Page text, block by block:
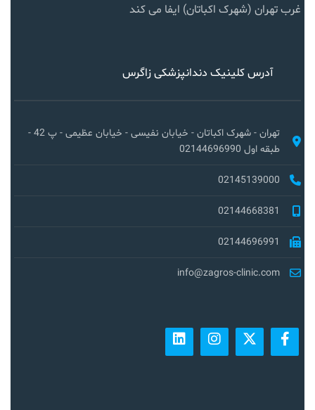
غرب تهران (شهرک اکباتان) ایفا می کند
آدرس کلینیک دندانپزشکی زاگرس
تهران - شهرک اکباتان - خیابان نفیسی - خیابان عظیمی - پ 42 -
طبقه اول 02144696990
02145139000
02144668381
02144696991
info@zagros-clinic.com